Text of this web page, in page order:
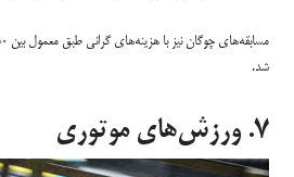
شد.
۷. ورزش‌های موتوری